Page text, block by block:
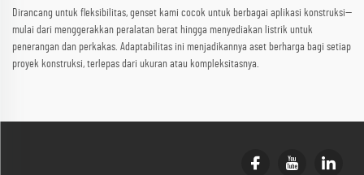
Dirancang untuk fleksibilitas, genset kami cocok untuk berbagai aplikasi konstruksi—
mulai dari menggerakkan peralatan berat hingga menyediakan listrik untuk
penerangan dan perkakas. Adaptabilitas ini menjadikannya aset berharga bagi setiap
proyek konstruksi, terlepas dari ukuran atau kompleksitasnya.